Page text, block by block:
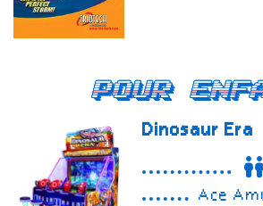
Pour
Dinosaur Era
Ace